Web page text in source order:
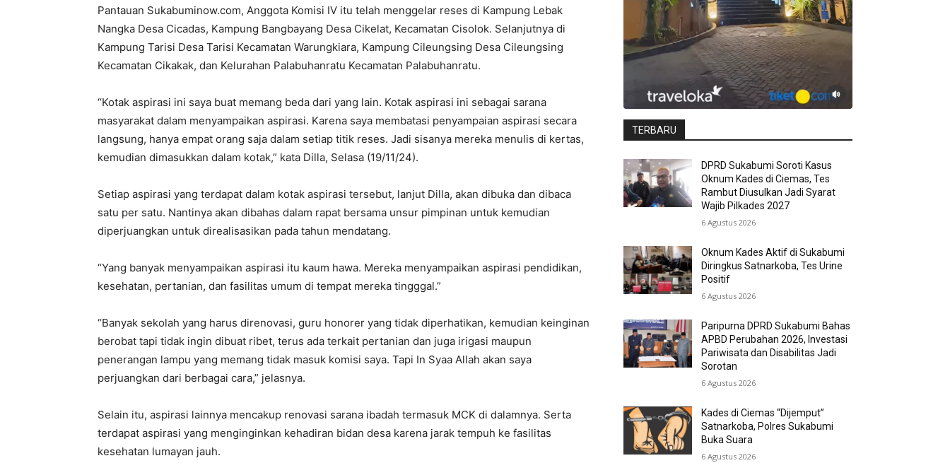
Pantauan Sukabuminow.com, Anggota Komisi IV itu telah menggelar reses di Kampung Lebak
Nangka Desa Cicadas, Kampung Bangbayang Desa Cikelat, Kecamatan Cisolok. Selanjutnya di
Kampung Tarisi Desa Tarisi Kecamatan Warungkiara, Kampung Cileungsing Desa Cileungsing
Kecamatan Cikakak, dan Kelurahan Palabuhanratu Kecamatan Palabuhanratu.
“Kotak aspirasi ini saya buat memang beda dari yang lain. Kotak aspirasi ini sebagai sarana
masyarakat dalam menyampaikan aspirasi. Karena saya membatasi penyampaian aspirasi secara
langsung, hanya empat orang saja dalam setiap titik reses. Jadi sisanya mereka menulis di kertas,
kemudian dimasukkan dalam kotak,” kata Dilla, Selasa (19/11/24).
Setiap aspirasi yang terdapat dalam kotak aspirasi tersebut, lanjut Dilla, akan dibuka dan dibaca
satu per satu. Nantinya akan dibahas dalam rapat bersama unsur pimpinan untuk kemudian
diperjuangkan untuk direalisasikan pada tahun mendatang.
“Yang banyak menyampaikan aspirasi itu kaum hawa. Mereka menyampaikan aspirasi pendidikan,
kesehatan, pertanian, dan fasilitas umum di tempat mereka tingggal.”
“Banyak sekolah yang harus direnovasi, guru honorer yang tidak diperhatikan, kemudian keinginan
berobat tapi tidak ingin dibuat ribet, terus ada terkait pertanian dan juga irigasi maupun
penerangan lampu yang memang tidak masuk komisi saya. Tapi In Syaa Allah akan saya
perjuangkan dari berbagai cara,” jelasnya.
Selain itu, aspirasi lainnya mencakup renovasi sarana ibadah termasuk MCK di dalamnya. Serta
terdapat aspirasi yang menginginkan kehadiran bidan desa karena jarak tempuh ke fasilitas
kesehatan lumayan jauh.
TERBARU
DPRD Sukabumi Soroti Kasus
Oknum Kades di Ciemas, Tes
Rambut Diusulkan Jadi Syarat
Wajib Pilkades 2027
6 Agustus 2026
Oknum Kades Aktif di Sukabumi
Diringkus Satnarkoba, Tes Urine
Positif
6 Agustus 2026
Paripurna DPRD Sukabumi Bahas
APBD Perubahan 2026, Investasi
Pariwisata dan Disabilitas Jadi
Sorotan
6 Agustus 2026
Kades di Ciemas “Dijemput”
Satnarkoba, Polres Sukabumi
Buka Suara
6 Agustus 2026